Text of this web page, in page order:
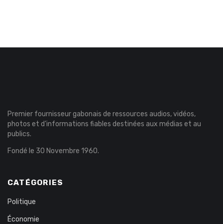
Premier fournisseur gabonais de ressources audios, vidéos,
photos et d’informations fiables destinées aux médias et au
publics.
Fondé le 30 Novembre 1960.
CATÉGORIES
Politique
Économie